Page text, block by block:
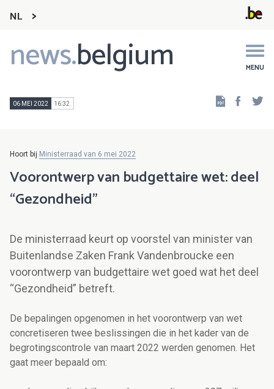
NL
news.belgium MENU
Main
navigation
06 MEI 2022 16:32
Hoort bij Ministerraad van 6 mei 2022
Voorontwerp van budgettaire wet: deel
“Gezondheid”
De ministerraad keurt op voorstel van minister van
Buitenlandse Zaken Frank Vandenbroucke een
voorontwerp van budgettaire wet goed wat het deel
“Gezondheid” betreft.
De bepalingen opgenomen in het voorontwerp van wet
concretiseren twee beslissingen die in het kader van de
begrotingscontrole van maart 2022 werden genomen. Het
gaat meer bepaald om: